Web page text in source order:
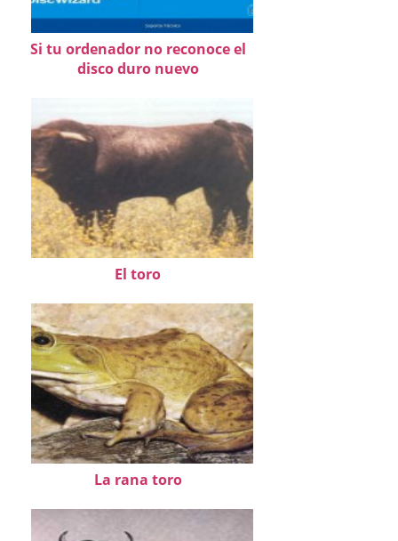
Si tu ordenador no reconoce el
disco duro nuevo
El toro
La rana toro